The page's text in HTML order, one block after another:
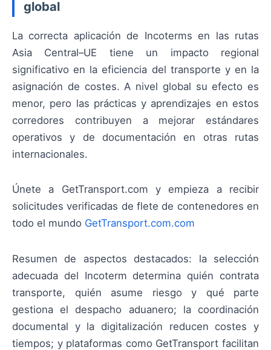
global
La correcta aplicación de Incoterms en las rutas
Asia Central–UE tiene un impacto regional
significativo en la eficiencia del transporte y en la
asignación de costes. A nivel global su efecto es
menor, pero las prácticas y aprendizajes en estos
corredores contribuyen a mejorar estándares
operativos y de documentación en otras rutas
internacionales.
Únete a GetTransport.com y empieza a recibir
solicitudes verificadas de flete de contenedores en
todo el mundo GetTransport.com.com
Resumen de aspectos destacados: la selección
adecuada del Incoterm determina quién contrata
transporte, quién asume riesgo y qué parte
gestiona el despacho aduanero; la coordinación
documental y la digitalización reducen costes y
tiempos; y plataformas como GetTransport facilitan